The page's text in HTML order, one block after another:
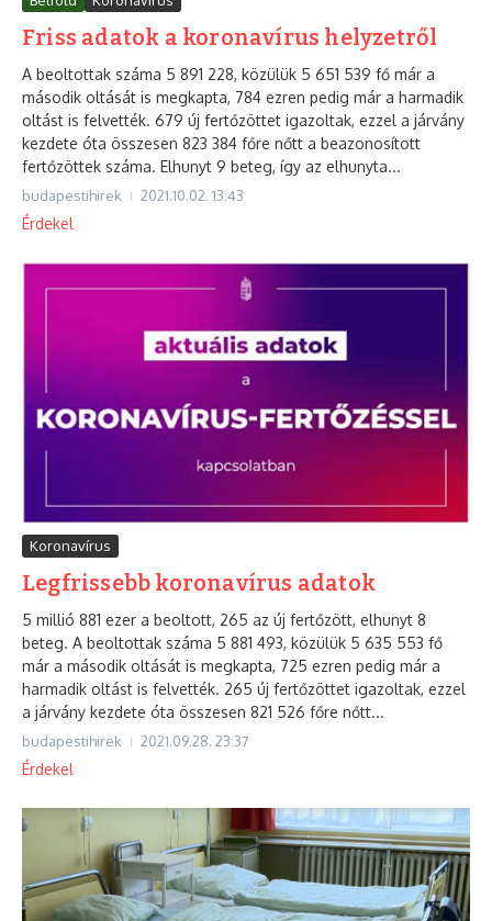
Friss adatok a koronavírus helyzetről
A beoltottak száma 5 891 228, közülük 5 651 539 fő már a
második oltását is megkapta, 784 ezren pedig már a harmadik
oltást is felvették. 679 új fertőzöttet igazoltak, ezzel a járvány
kezdete óta összesen 823 384 főre nőtt a beazonosított
fertőzöttek száma. Elhunyt 9 beteg, így az elhunyta...
budapestihirek 2021.10.02. 13:43
Érdekel
Koronavírus
Legfrissebb koronavírus adatok
5 millió 881 ezer a beoltott, 265 az új fertőzött, elhunyt 8
beteg. A beoltottak száma 5 881 493, közülük 5 635 553 fő
már a második oltását is megkapta, 725 ezren pedig már a
harmadik oltást is felvették. 265 új fertőzöttet igazoltak, ezzel
a járvány kezdete óta összesen 821 526 főre nőtt...
budapestihirek 2021.09.28. 23:37
Érdekel